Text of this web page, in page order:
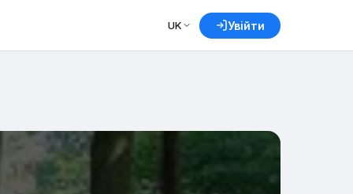
UK Увійти